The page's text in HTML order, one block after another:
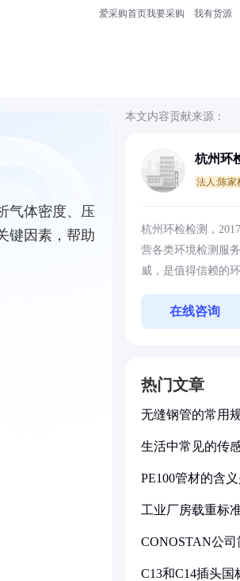
爱采购首页我要采购 我有货源
气体密度、压
键因素，帮助
本文内容贡献来源：
杭州环
法人:陈家
杭州环检检测，
营各类环境检测服
威，是值得信赖的
在线咨询
热门文章
无缝钢管的常用
生活中常见的传
PE100管材的含
工业厂房载重标
CONOSTAN公司
C13和C14插头